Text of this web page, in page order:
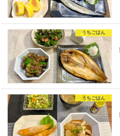
うちごはん
うちごはん